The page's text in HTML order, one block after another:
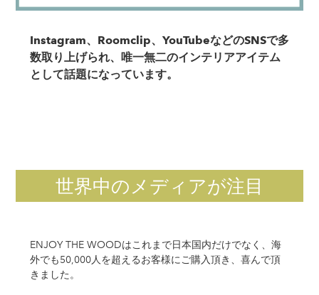
Instagram、Roomclip、YouTubeなどのSNSで多
数取り上げられ、唯一無二のインテリアアイテム
として話題になっています。
世界中のメディアが注目
ENJOY THE WOODはこれまで日本国内だけでなく、海
外でも50,000人を超えるお客様にご購入頂き、喜んで頂
きました。